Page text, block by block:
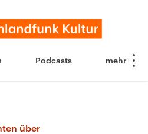
Podcasts
über